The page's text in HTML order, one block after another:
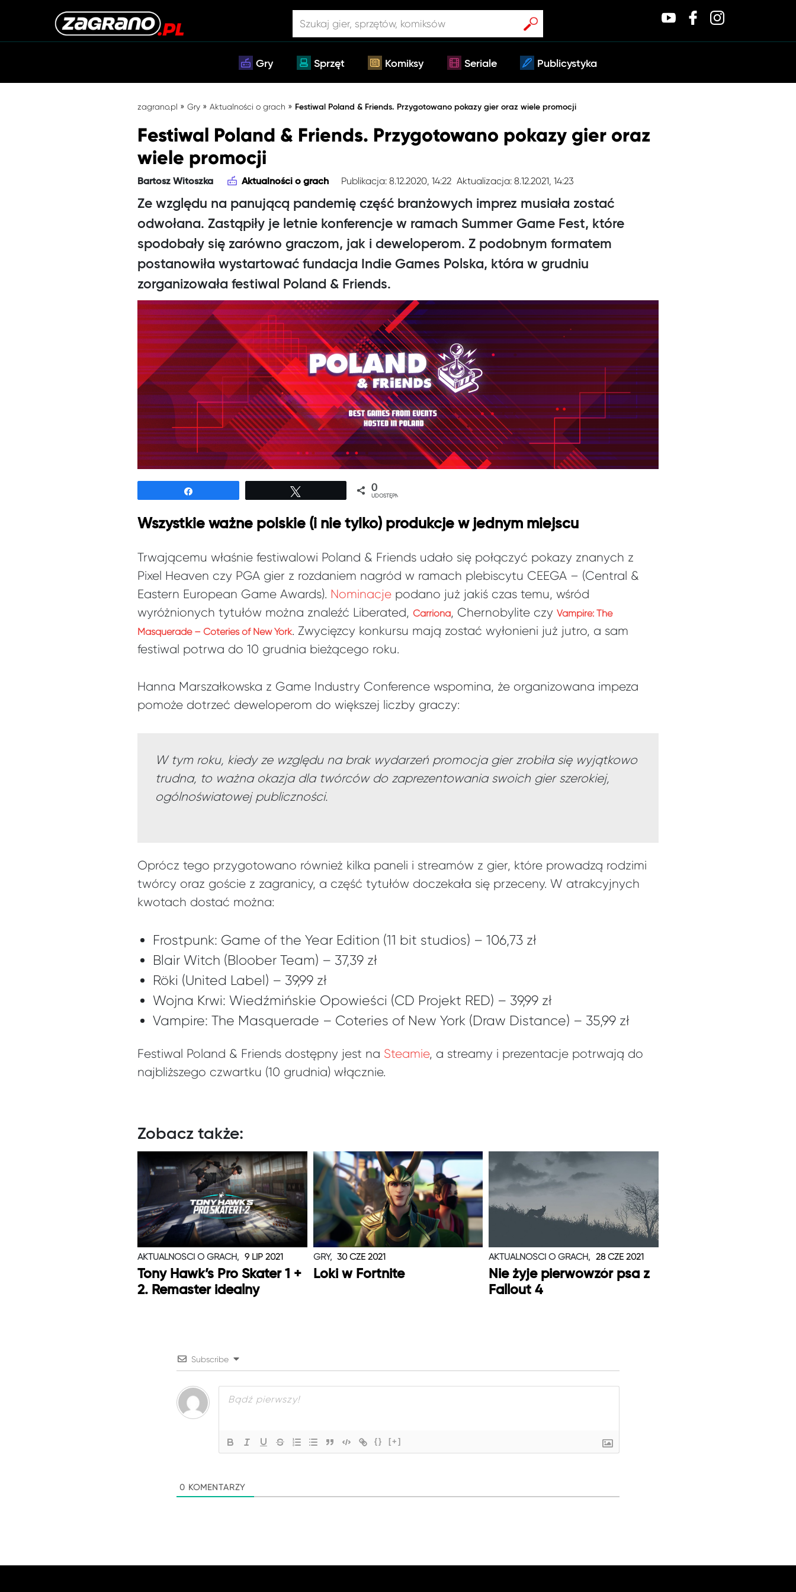
Gry Sprzęt Komiksy Seriale Publicystyka
zagrano.pl » Gry » Aktualności o grach » Festiwal Poland & Friends. Przygotowano pokazy gier oraz wiele promocji
Festiwal Poland & Friends. Przygotowano pokazy gier oraz
wiele promocji
Bartosz Witoszka Aktualności o grach Publikacja: 8.12.2020, 14:22 Aktualizacja: 8.12.2021, 14:23
Ze względu na panującą pandemię część branżowych imprez musiała zostać
odwołana. Zastąpiły je letnie konferencje w ramach Summer Game Fest, które
spodobały się zarówno graczom, jak i deweloperom. Z podobnym formatem
postanowiła wystartować fundacja Indie Games Polska, która w grudniu
zorganizowała festiwal Poland & Friends.
0
UDOSTĘPNIEŃ
Wszystkie ważne polskie (i nie tylko) produkcje w jednym miejscu
Trwającemu właśnie festiwalowi Poland & Friends udało się połączyć pokazy znanych z
Pixel Heaven czy PGA gier z rozdaniem nagród w ramach plebiscytu CEEGA – (Central &
Eastern European Game Awards). Nominacje podano już jakiś czas temu, wśród
wyróżnionych tytułów można znaleźć Liberated, Carriona, Chernobylite czy Vampire: The
Masquerade – Coteries of New York. Zwycięzcy konkursu mają zostać wyłonieni już jutro, a sam
festiwal potrwa do 10 grudnia bieżącego roku.
Hanna Marszałkowska z Game Industry Conference wspomina, że organizowana impeza
pomoże dotrzeć deweloperom do większej liczby graczy:
W tym roku, kiedy ze względu na brak wydarzeń promocja gier zrobiła się wyjątkowo
trudna, to ważna okazja dla twórców do zaprezentowania swoich gier szerokiej,
ogólnoświatowej publiczności.
Oprócz tego przygotowano również kilka paneli i streamów z gier, które prowadzą rodzimi
twórcy oraz goście z zagranicy, a część tytułów doczekała się przeceny. W atrakcyjnych
kwotach dostać można:
Frostpunk: Game of the Year Edition (11 bit studios) – 106,73 zł
Blair Witch (Bloober Team) – 37,39 zł
Röki (United Label) – 39,99 zł
Wojna Krwi: Wiedźmińskie Opowieści (CD Projekt RED) – 39,99 zł
Vampire: The Masquerade – Coteries of New York (Draw Distance) – 35,99 zł
Festiwal Poland & Friends dostępny jest na Steamie, a streamy i prezentacje potrwają do
najbliższego czwartku (10 grudnia) włącznie.
Zobacz także:
AKTUALNOŚCI O GRACH, 9 LIP 2021
Tony Hawk’s Pro Skater 1 +
2. Remaster idealny
GRY, 30 CZE 2021
Loki w Fortnite
AKTUALNOŚCI O GRACH, 28 CZE 2021
Nie żyje pierwowzór psa z
Fallout 4
Subscribe
{} [+]
0 KOMENTARZY